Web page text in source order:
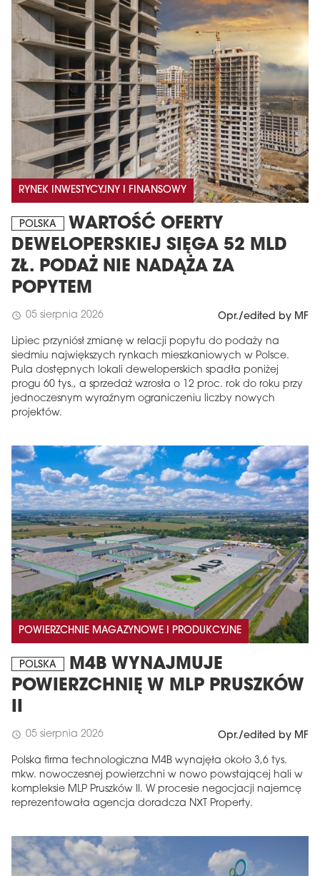
RYNEK INWESTYCYJNY I FINANSOWY
POLSKA
WARTOŚĆ OFERTY
DEWELOPERSKIEJ SIĘGA 52 MLD
ZŁ. PODAŻ NIE NADĄŻA ZA
POPYTEM
schedule 05 sierpnia 2026 Opr./edited by MF
Lipiec przyniósł zmianę w relacji popytu do podaży na
siedmiu największych rynkach mieszkaniowych w Polsce.
Pula dostępnych lokali deweloperskich spadła poniżej
progu 60 tys., a sprzedaż wzrosła o 12 proc. rok do roku przy
jednoczesnym wyraźnym ograniczeniu liczby nowych
projektów.
POWIERZCHNIE MAGAZYNOWE I PRODUKCYJNE
POLSKA
M4B WYNAJMUJE
POWIERZCHNIĘ W MLP PRUSZKÓW
II
schedule 05 sierpnia 2026 Opr./edited by MF
Polska firma technologiczna M4B wynajęła około 3,6 tys.
mkw. nowoczesnej powierzchni w nowo powstającej hali w
kompleksie MLP Pruszków II. W procesie negocjacji najemcę
reprezentowała agencja doradcza NXT Property.
MAGAZYN
Wydanie 6 (308)
CZERWIEC 2026
Więcej w tym wydaniu
arrow_forward
Zamów teraz!